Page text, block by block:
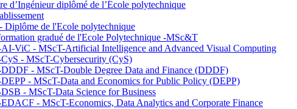
d’Ingénieur diplômé de l’École polytechnique
Diplôme de l'Ecole polytechnique
gradué de l'Ecole Polytechnique -MSc&T
ViC - MScT-Artificial Intelligence and Advanced Visual Computing
- MScT-Cybersecurity (CyS)
- MScT-Double Degree Data and Finance (DDDF)
- MScT-Data and Economics for Public Policy (DEPP)
- MScT-Data Science for Business
- MScT-Economics, Data Analytics and Corporate Finance